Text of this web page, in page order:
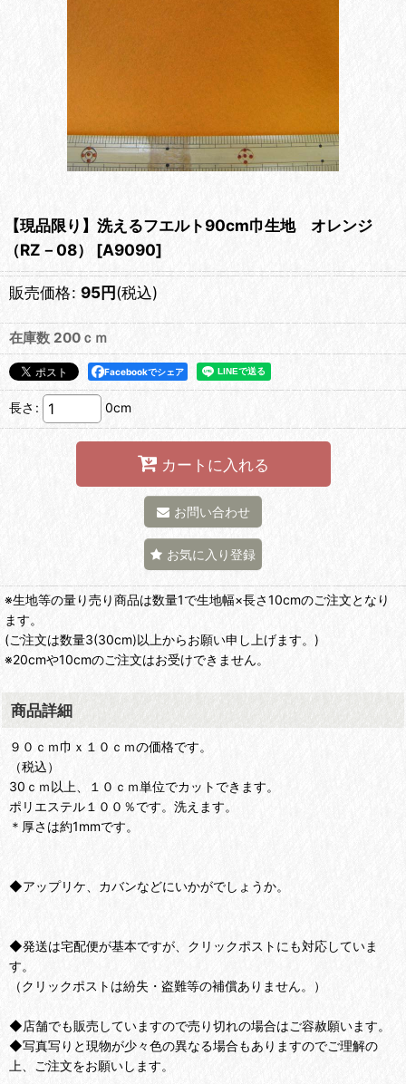
【現品限り】洗えるフエルト90cm巾生地 オレンジ
（RZ－08）
[A9090]
販売価格: 95円(税込)
在庫数 200ｃｍ
Facebookでシェア
長さ : 0cm
カートに入れる
お問い合わせ
お気に入り登録
※生地等の量り売り商品は数量1で生地幅×長さ10cmのご注文となり
ます。
(ご注文は数量3(30cm)以上からお願い申し上げます。)
※20cmや10cmのご注文はお受けできません。
商品詳細
９０ｃｍ巾ｘ１０ｃｍの価格です。
（税込）
30ｃｍ以上、１０ｃｍ単位でカットできます。
ポリエステル１００％です。洗えます。
＊厚さは約1mmです。
◆アップリケ、カバンなどにいかがでしょうか。
◆発送は宅配便が基本ですが、クリックポストにも対応していま
す。
（クリックポストは紛失・盗難等の補償ありません。）
◆店舗でも販売していますので売り切れの場合はご容赦願います。
◆写真写りと現物が少々色の異なる場合もありますのでご理解の
上、ご注文をお願いします。